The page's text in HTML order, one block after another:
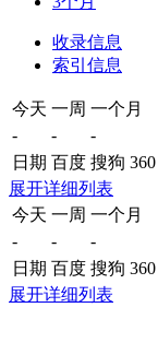
收录信息
索引信息
今天 一周 一个月
-
-
-
日期 百度 搜狗 360
展开详细列表
今天 一周 一个月
-
-
-
日期 百度 搜狗 360
展开详细列表